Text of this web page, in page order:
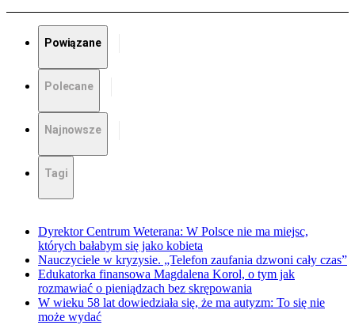
Powiązane
Polecane
Najnowsze
Tagi
Dyrektor Centrum Weterana: W Polsce nie ma miejsc,
których bałabym się jako kobieta
Nauczyciele w kryzysie. „Telefon zaufania dzwoni cały czas”
Edukatorka finansowa Magdalena Korol, o tym jak
rozmawiać o pieniądzach bez skrępowania
W wieku 58 lat dowiedziała się, że ma autyzm: To się nie
może wydać